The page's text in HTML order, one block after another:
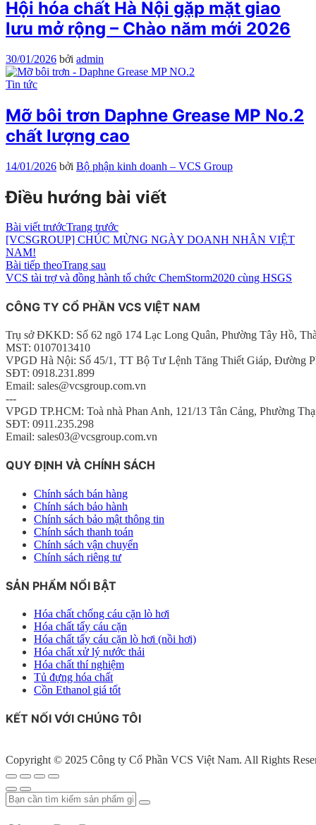
Hội hóa chất Hà Nội gặp mặt giao
lưu mở rộng – Chào năm mới 2026
30/01/2026 bởi admin
Tin tức
Mỡ bôi trơn Daphne Grease MP No.2
chất lượng cao
14/01/2026 bởi Bộ phận kinh doanh – VCS Group
Điều hướng bài viết
Bài viết trướcTrang trước
[VCSGROUP] CHÚC MỪNG NGÀY DOANH NHÂN VIỆT
NAM!
Bài tiếp theoTrang sau
VCS tài trợ và đồng hành tổ chức ChemStorm2020 cùng HSGS
CÔNG TY CỔ PHẦN VCS VIỆT NAM
Trụ sở ĐKKD: Số 62 ngõ 174 Lạc Long Quân, Phường Tây Hồ,
MST: 0107013410
VPGD Hà Nội: Số 45/1, TT Bộ Tư Lệnh Tăng Thiết Giáp, Đường
SĐT: 0918.231.899
Email: sales@vcsgroup.com.vn
---
VPGD TP.HCM: Toà nhà Phan Anh, 121/13 Tân Cảng, Phường
SĐT: 0911.235.298
Email: sales03@vcsgroup.com.vn
QUY ĐỊNH VÀ CHÍNH SÁCH
Chính sách bán hàng
Chính sách bảo hành
Chính sách bảo mật thông tin
Chính sách thanh toán
Chính sách vận chuyển
Chính sách riêng tư
SẢN PHẨM NỔI BẬT
Hóa chất chống cáu cặn lò hơi
Hóa chất tẩy cáu cặn
Hóa chất tẩy cáu cặn lò hơi (nồi hơi)
Hóa chất xử lý nước thải
Hóa chất thí nghiệm
Tủ đựng hóa chất
Cồn Ethanol giá tốt
KẾT NỐI VỚI CHÚNG TÔI
Copyright © 2025 Công ty Cổ Phần VCS Việt Nam. All Rights